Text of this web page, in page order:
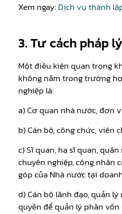
Xem ngay: Dịch vụ thành
3. Tư cách pháp
Một điều kiện quan trọng
không nằm trong trường
nghiệp là:
a) Cơ quan nhà nước, đơn
b) Cán bộ, công chức, viên
c) Sĩ quan, hạ sĩ quan,
chuyên nghiệp, công nhân
góp của Nhà nước tại
d) Cán bộ lãnh đạo, quản
quyền để quản lý phần